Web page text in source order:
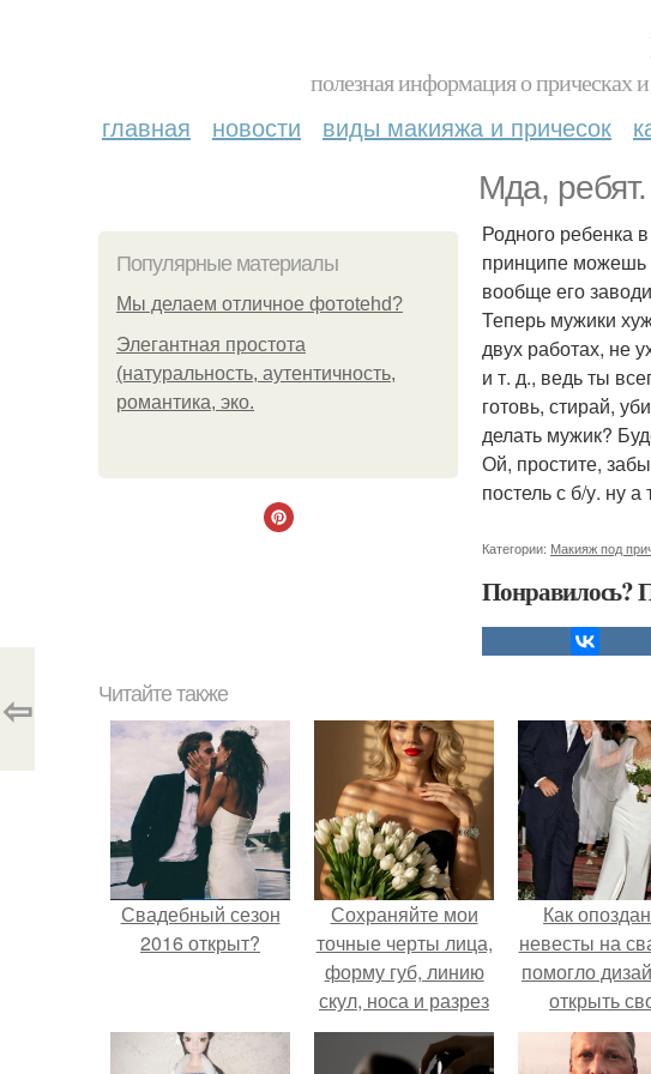
полезная информация о прическах
главная новости виды макияжа и причесок
Мда,
Популярные материалы
Мы делаем отличное фотоtehd?
Элегантная простота
(натуральность, аутентичность,
романтика, эко.
Родного ребенка
принципе можешь
вообще его
Теперь мужики
двух работах, не
и т. д., ведь ты
готовь, стирай,
делать мужик?
Ой, простите,
постель с б/у. ну
Категории: Макияж под
Понравилось?
⇦ Читайте также
Свадебный сезон
2016 открыт?
Сохраняйте мои
точные черты лица,
форму губ, линию
скул, носа и разрез
глаз.
Как
невесты на
помогло
открыть
бренд.